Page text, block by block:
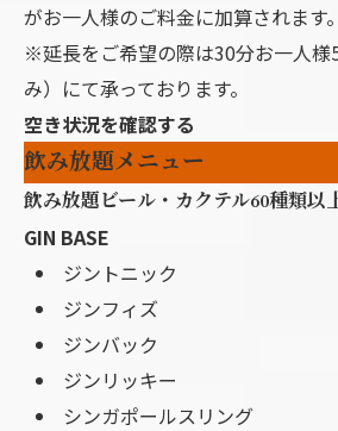
がお一人様のご料金に加算されます。
※延長をご希望の際は30分お一人様
み）にて承っております。
空き状況を確認する
飲み放題メニュー
飲み放題ビール・カクテル60種類以
GIN BASE
ジントニック
ジンフィズ
ジンバック
ジンリッキー
シンガポールスリング